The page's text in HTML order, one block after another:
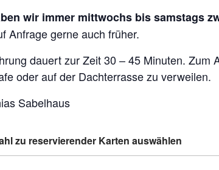
wir immer mittwochs bis samstags
Anfrage gerne auch früher.
dauert zur Zeit 30 – 45 Minuten. Zum
oder auf der Dachterrasse zu verweilen.
Sabelhaus
zu reservierender Karten auswählen